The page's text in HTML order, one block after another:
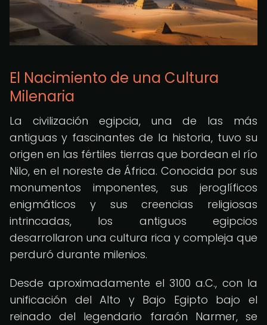
El Nacimiento de una Cultura
Milenaria
La civilización egipcia, una de las más
antiguas y fascinantes de la historia, tuvo su
origen en las fértiles tierras que bordean el río
Nilo, en el noreste de África. Conocida por sus
monumentos imponentes, sus jeroglíficos
enigmáticos y sus creencias religiosas
intrincadas, los antiguos egipcios
desarrollaron una cultura rica y compleja que
perduró durante milenios.
Desde aproximadamente el 3100 a.C., con la
unificación del Alto y Bajo Egipto bajo el
reinado del legendario faraón Narmer, se